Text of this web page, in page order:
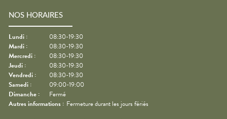
NOS HORAIRES
Lundi :
08:30-19:30
Mardi :
08:30-19:30
Mercredi :
08:30-19:30
Jeudi :
08:30-19:30
Vendredi :
08:30-19:30
Samedi :
09:00-19:00
Dimanche :
Fermé
Autres informations : Fermeture durant les jours fériés